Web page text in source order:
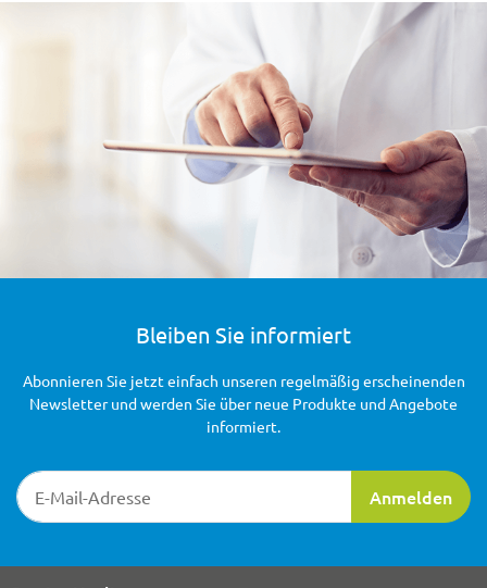
Bleiben Sie informiert
Newsletter-Registrierung
Anmelden
Abonnieren Sie jetzt einfach unseren regelmäßig erscheinenden
Newsletter und werden Sie über neue Produkte und Angebote
informiert.